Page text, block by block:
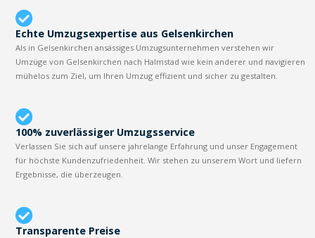
Echte Umzugsexpertise aus Gelsenkirchen
Als in Gelsenkirchen ansässiges Umzugsunternehmen verstehen wir
Umzüge von Gelsenkirchen nach Halmstad wie kein anderer und navigieren
mühelos zum Ziel, um Ihren Umzug effizient und sicher zu gestalten.
100% zuverlässiger Umzugsservice
Verlassen Sie sich auf unsere jahrelange Erfahrung und unser Engagement
für höchste Kundenzufriedenheit. Wir stehen zu unserem Wort und liefern
Ergebnisse, die überzeugen.
Transparente Preise